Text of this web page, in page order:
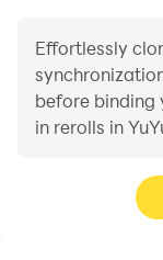
Effortlessly
before binding
in rerolls in